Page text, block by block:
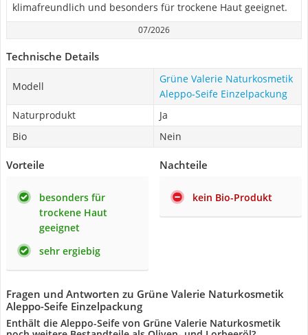
klimafreundlich und besonders für trockene Haut geeignet.
07/2026
Technische Details
Modell
Grüne Valerie Naturkosmetik
Aleppo-Seife Einzelpackung
Naturprodukt
Ja
Bio
Nein
Vorteile
besonders für
trockene Haut
geeignet
sehr ergiebig
Nachteile
kein Bio-Produkt
Fragen und Antworten zu Grüne Valerie Naturkosmetik
Aleppo-Seife Einzelpackung
Enthält die Aleppo-Seife von Grüne Valerie Naturkosmetik